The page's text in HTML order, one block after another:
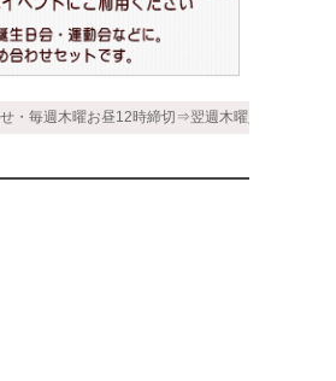
・毎週木曜お昼12時締切⇒翌週木曜入荷予定】